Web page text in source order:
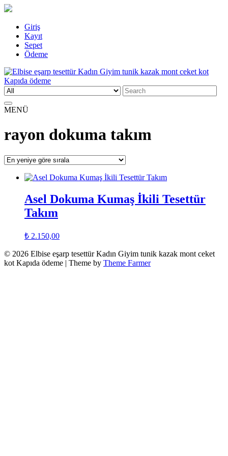
Skip
content
Giriş
Kayıt
Sepet
Ödeme
Elbise eşarp tesettür Kadın Giyim tunik kazak mont ceket kot Kapıda
ödeme
Kadın Giyim üzerine alışveriş sitesi
Search
for:
MENÜ
rayon dokuma takım
Asel Dokuma Kumaş İkili Tesettür
Takım
₺ 2.150,00
© 2026 Elbise eşarp tesettür Kadın Giyim tunik kazak mont ceket
kot Kapıda ödeme | Theme by Theme Farmer